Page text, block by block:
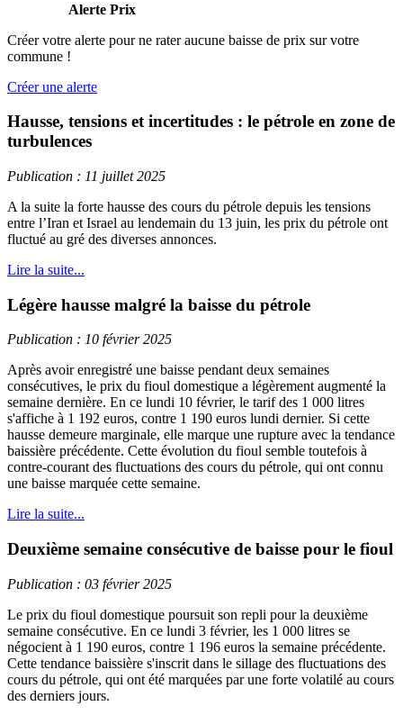
Alerte Prix
Créer votre alerte pour ne rater aucune baisse de prix sur votre
commune !
Créer une alerte
Hausse, tensions et incertitudes : le pétrole en zone de
turbulences
Publication : 11 juillet 2025
A la suite la forte hausse des cours du pétrole depuis les tensions
entre l’Iran et Israel au lendemain du 13 juin, les prix du pétrole ont
fluctué au gré des diverses annonces.
Lire la suite...
Légère hausse malgré la baisse du pétrole
Publication : 10 février 2025
Après avoir enregistré une baisse pendant deux semaines
consécutives, le prix du fioul domestique a légèrement augmenté la
semaine dernière. En ce lundi 10 février, le tarif des 1 000 litres
s'affiche à 1 192 euros, contre 1 190 euros lundi dernier. Si cette
hausse demeure marginale, elle marque une rupture avec la tendance
baissière précédente. Cette évolution du fioul semble toutefois à
contre-courant des fluctuations des cours du pétrole, qui ont connu
une baisse marquée cette semaine.
Lire la suite...
Deuxième semaine consécutive de baisse pour le fioul
Publication : 03 février 2025
Le prix du fioul domestique poursuit son repli pour la deuxième
semaine consécutive. En ce lundi 3 février, les 1 000 litres se
négocient à 1 190 euros, contre 1 196 euros la semaine précédente.
Cette tendance baissière s'inscrit dans le sillage des fluctuations des
cours du pétrole, qui ont été marquées par une forte volatilé au cours
des derniers jours.